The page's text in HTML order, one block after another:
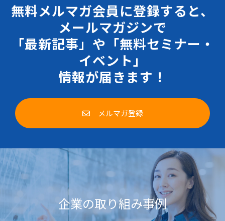
無料メルマガ会員に登録すると、
メールマガジンで
「最新記事」や「無料セミナー・
イベント」
情報が届きます！
メルマガ登録
企業の取り組み事例